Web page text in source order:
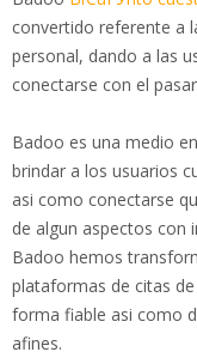
convertido referente a
personal, dando a las
conectarse con el
Badoo es una medio
brindar a los usuarios
asi­ como conectarse
de algun aspectos con
Badoo hemos
plataformas de citas
forma fiable asi­ como
afines.